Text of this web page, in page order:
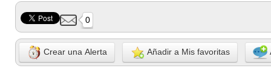
0
Crear una Alerta Añadir a Mis favoritas